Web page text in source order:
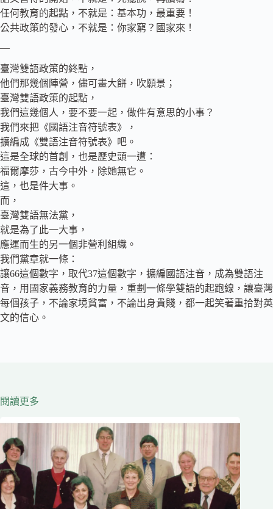
任何教育的起點，不就是：基本功，最重要！
公共政策的發心，不就是：你家窮？國家來！
—
臺灣雙語政策的終點，
他們那幾個陣營，儘可畫大餅，吹願景；
臺灣雙語政策的起點，
我們這幾個人，要不要一起，做件有意思的小事？
我們來把《國語注音符號表》，
擴編成《雙語注音符號表》吧。
這是全球的首創，也是歷史頭一遭：
福爾摩莎，古今中外，除她無它。
這，也是件大事。
而，
臺灣雙語無法黨，
就是為了此一大事，
應運而生的另一個非營利組織。
我們黨章就一條：
讓66這個數字，取代37這個數字，擴編國語注音，成為雙語注
音，用國家義務教育的力量，重劃一條學雙語的起跑線，讓臺灣
每個孩子，不論家境貧富，不論出身貴賤，都一起笑著重拾對英
文的信心。
閱讀更多